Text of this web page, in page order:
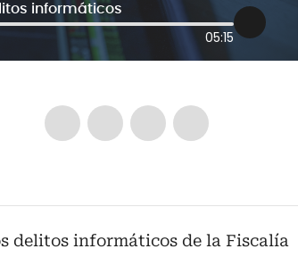
informáticos
05:15
delitos informáticos de la Fiscalía